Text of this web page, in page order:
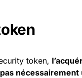
token,